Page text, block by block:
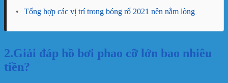
•
Tổng hợp các vị trí trong bóng rổ 2021 nên nằm lòng
2.Giải đáp hồ bơi phao cỡ lớn bao nhiêu
tiền?